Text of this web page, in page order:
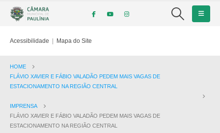
Acessibilidade | Mapa do Site
HOME
FLÁVIO XAVIER E FÁBIO VALADÃO PEDEM MAIS VAGAS DE
ESTACIONAMENTO NA REGIÃO CENTRAL
IMPRENSA
FLÁVIO XAVIER E FÁBIO VALADÃO PEDEM MAIS VAGAS DE
ESTACIONAMENTO NA REGIÃO CENTRAL